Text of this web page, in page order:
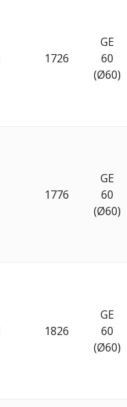
1726
GE
60
(Ø60)
1776
GE
60
(Ø60)
1826
GE
60
(Ø60)